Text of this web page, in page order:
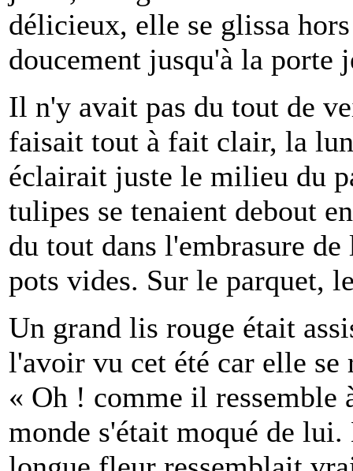
délicieux, elle se glissa
doucement jusqu'à la
Il n'y avait pas du tout de
faisait tout à fait clair, la
éclairait juste le milieu du
tulipes se tenaient debout
du tout dans l'embrasure
pots vides. Sur le parquet,
Un grand lis rouge était
l'avoir vu cet été car elle
« Oh ! comme il
monde s'était moqué de